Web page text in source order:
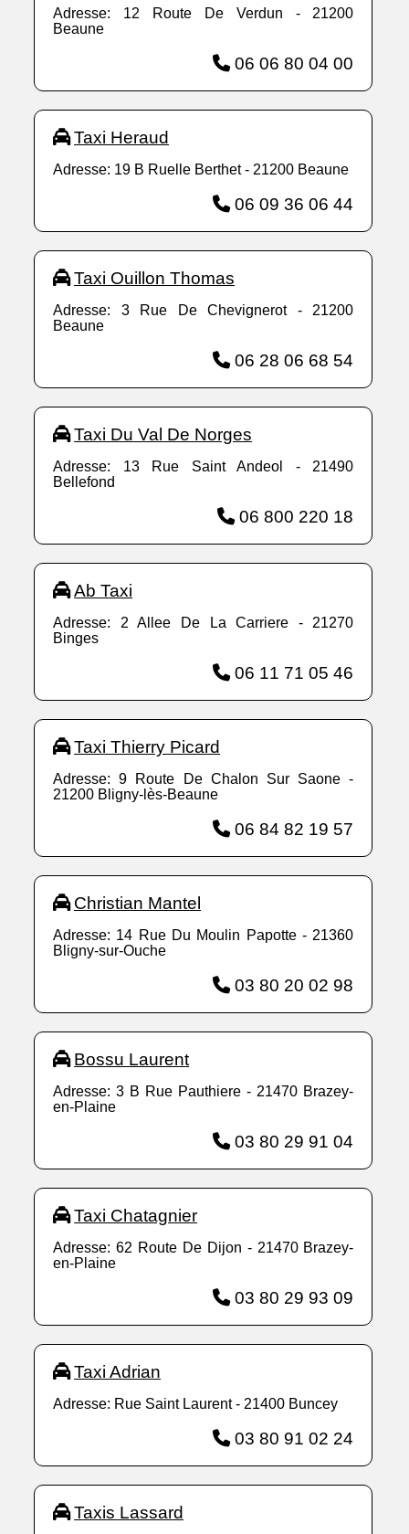
Adresse: 12 Route De Verdun - 21200
Beaune
06 06 80 04 00
Taxi Heraud
Adresse: 19 B Ruelle Berthet - 21200 Beaune
06 09 36 06 44
Taxi Ouillon Thomas
Adresse: 3 Rue De Chevignerot - 21200
Beaune
06 28 06 68 54
Taxi Du Val De Norges
Adresse: 13 Rue Saint Andeol - 21490
Bellefond
06 800 220 18
Ab Taxi
Adresse: 2 Allee De La Carriere - 21270
Binges
06 11 71 05 46
Taxi Thierry Picard
Adresse: 9 Route De Chalon Sur Saone -
21200 Bligny-lès-Beaune
06 84 82 19 57
Christian Mantel
Adresse: 14 Rue Du Moulin Papotte - 21360
Bligny-sur-Ouche
03 80 20 02 98
Bossu Laurent
Adresse: 3 B Rue Pauthiere - 21470 Brazey-
en-Plaine
03 80 29 91 04
Taxi Chatagnier
Adresse: 62 Route De Dijon - 21470 Brazey-
en-Plaine
03 80 29 93 09
Taxi Adrian
Adresse: Rue Saint Laurent - 21400 Buncey
03 80 91 02 24
Taxis Lassard